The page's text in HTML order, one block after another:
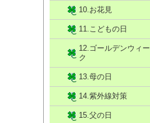
10.お花見
11.こどもの日
12.ゴールデンウィー
ク
13.母の日
14.紫外線対策
15.父の日